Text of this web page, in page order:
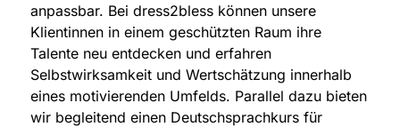
anpassbar. Bei dress2bless können unsere
Klientinnen in einem geschützten Raum ihre
Talente neu entdecken und erfahren
Selbstwirksamkeit und Wertschätzung innerhalb
eines motivierenden Umfelds. Parallel dazu bieten
wir begleitend einen Deutschsprachkurs für